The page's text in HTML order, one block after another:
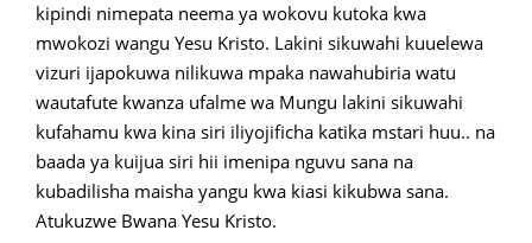
kipindi nimepata neema ya wokovu kutoka kwa
mwokozi wangu Yesu Kristo. Lakini sikuwahi kuuelewa
vizuri ijapokuwa nilikuwa mpaka nawahubiria watu
wautafute kwanza ufalme wa Mungu lakini sikuwahi
kufahamu kwa kina siri iliyojificha katika mstari huu.. na
baada ya kuijua siri hii imenipa nguvu sana na
kubadilisha maisha yangu kwa kiasi kikubwa sana.
Atukuzwe Bwana Yesu Kristo.